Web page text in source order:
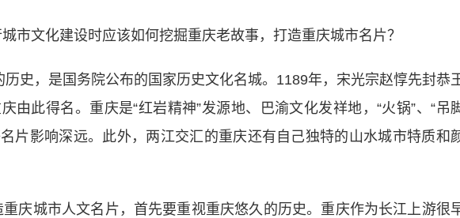
文化建设时应该如何挖掘重庆老故事，打造重庆城市名片？
，是国务院公布的国家历史文化名城。1189年，宋光宗赵惇先封恭
由此得名。重庆是“红岩精神”发源地、巴渝文化发祥地，“火锅”、“吊
名片影响深远。此外，两江交汇的重庆还有自己独特的山水城市特质和
城市人文名片，首先要重视重庆悠久的历史。重庆作为长江上游很